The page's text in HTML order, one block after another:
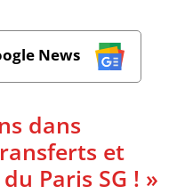
News
dans
et
Paris SG ! »